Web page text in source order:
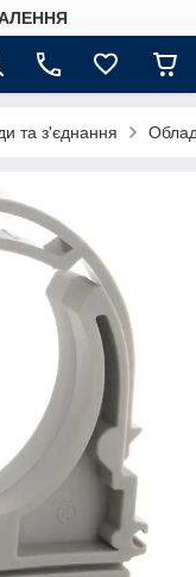
та з'єднання